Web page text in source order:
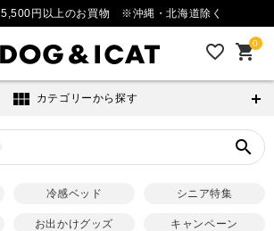
5,500円以上のお買物 ※沖縄・北海道除く
favorite_outline 0
shopping_cart
view_module カテゴリーから探す
search
冷感ベッド シニア特集
お出かけグッズ キャンペーン